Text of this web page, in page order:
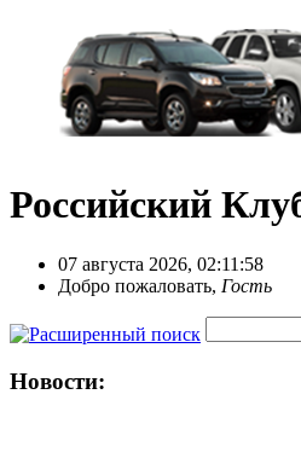
Российский
07 августа 2026, 02:11:58
Добро пожаловать, Гость
Новости: